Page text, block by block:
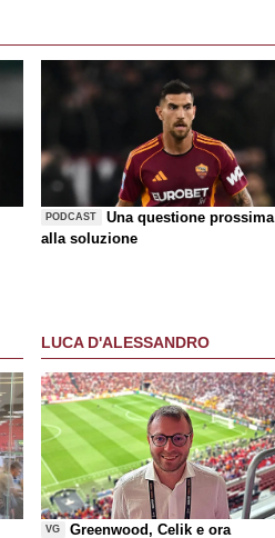
PODCAST
Una questione prossima
alla soluzione
LUCA D'ALESSANDRO
VG Greenwood, Celik e ora